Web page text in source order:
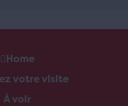
Home
votre visite
À voir